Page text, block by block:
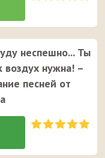
неспешно... Ты
воздух нужна! –
песней от